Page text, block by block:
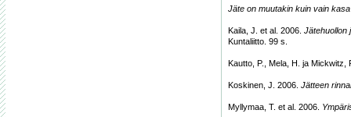
Jäte on muutakin kuin vain
Kaila, J. et al. 2006. Jätehuollon
Kuntaliitto. 99 s.
Kautto, P., Mela, H. ja Mickwitz,
Koskinen, J. 2006. Jätteen
Myllymaa, T. et al. 2006.